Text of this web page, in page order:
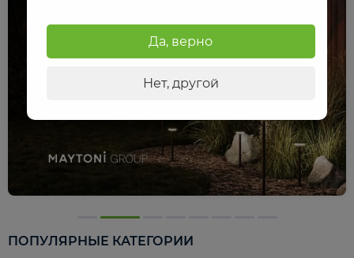
ПОПУЛЯРНЫЕ КАТЕГОРИИ
Да, верно
Нет, другой